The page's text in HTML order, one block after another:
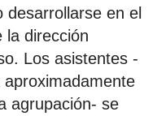
desarrollarse en el
la dirección
Los asistentes -
agrupación- se